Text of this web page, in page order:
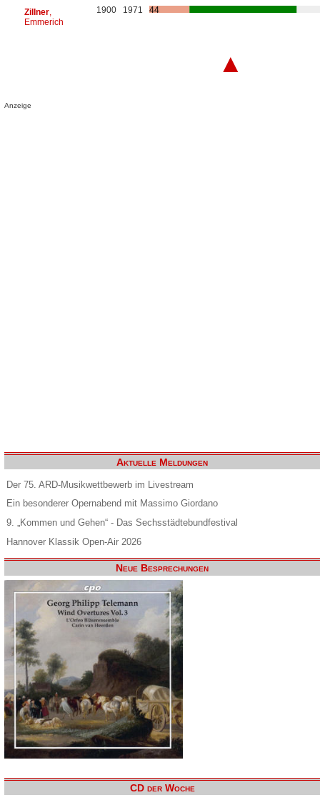
Zillner,
Emmerich
1900 1971 44
▲
Anzeige
Aktuelle Meldungen
Der 75. ARD-Musikwettbewerb im Livestream
Ein besonderer Opernabend mit Massimo Giordano
9. „Kommen und Gehen“ - Das Sechsstädtebundfestival
Hannover Klassik Open-Air 2026
Neue Besprechungen
CD der Woche